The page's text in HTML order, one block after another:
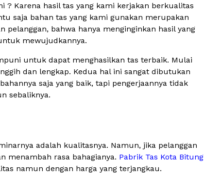
? Karena hasil tas yang kami kerjakan berkualitas
saja bahan tas yang kami gunakan merupakan
bahwa hanya menginginkan hasil yang
mewujudkannya.
untuk dapat menghasilkan tas terbaik. Mulai
dan lengkap. Kedua hal ini sangat dibutukan
saja yang baik, tapi pengerjaannya tidak
sebaliknya.
adalah kualitasnya. Namun, jika pelanggan
menambah rasa bahagianya. Pabrik Tas Kota Bitung
namun dengan harga yang terjangkau.